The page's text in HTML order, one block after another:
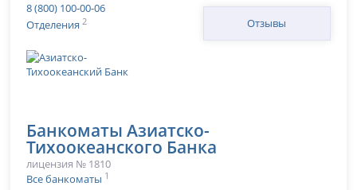
8 (800) 100-00-06
Отделения 2 Отзывы
Банкоматы Азиатско-
Тихоокеанского Банка
лицензия № 1810
Все банкоматы 1